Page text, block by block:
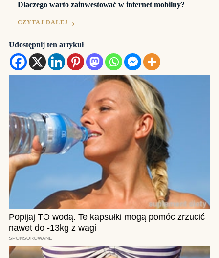
Dlaczego warto zainwestować w internet mobilny?
CZYTAJ DALEJ
Udostępnij ten artykuł